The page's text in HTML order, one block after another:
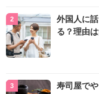
外国人に
る？理由
寿司屋で